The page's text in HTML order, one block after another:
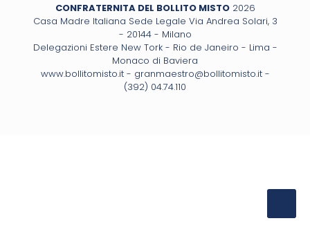
CONFRATERNITA DEL BOLLITO MISTO2026
Casa Madre Italiana Sede Legale Via Andrea Solari, 3
- 20144 - Milano
Delegazioni Estere New Tork - Rio de Janeiro - Lima -
Monaco di Baviera
www.bollitomisto.it - granmaestro@bollitomisto.it-
(392) 04.74.110